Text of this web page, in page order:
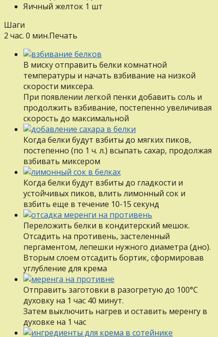
Яичный желток 1 шт
Шаги
2 час. 0 мин.Печать
В миску отправить белки комнатной
температуры и начать взбивание на низкой
скорости миксера.
При появлении легкой пенки добавить соль и
продолжить взбивание, постепенно увеличивая
скорость до максимальной
Когда белки будут взбиты до мягких пиков,
постепенно (по 1 ч. л.) всыпать сахар, продолжая
взбивать миксером
Когда белки будут взбиты до гладкости и
устойчивых пиков, влить лимонный сок и
взбить еще в течение 10-15 секунд
Переложить белки в кондитерский мешок.
Отсадить на противень, застеленный
пергаментом, лепешки нужного диаметра (дно).
Вторым слоем отсадить бортик, сформировав
углубление для крема
Отправить заготовки в разогретую до 100°С
духовку на 1 час 40 минут.
Затем выключить нагрев и оставить меренгу в
духовке на 1 час